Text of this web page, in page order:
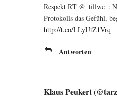
Respekt RT @_tillwe_:
Pro­to­kolls das Gefühl,
http://t.co/LLyUtZ1Vrq
Antworten
Klaus Peukert